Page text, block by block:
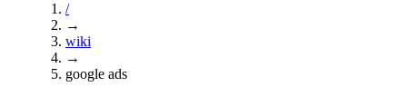
/
→
wiki
→
google ads